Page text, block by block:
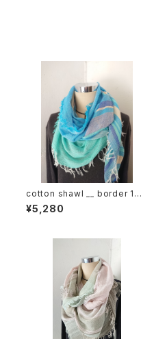
cotton shawl __ border 160
海嶺w
¥5,280